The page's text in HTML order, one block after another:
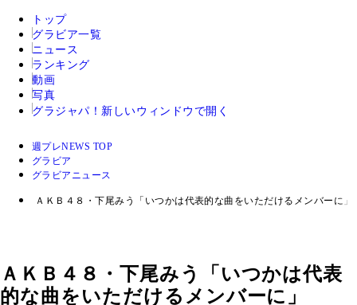
トップ
グラビア一覧
ニュース
ランキング
動画
写真
グラジャパ！ 新しいウィンドウで開く
週プレNEWS TOP
グラビア
グラビアニュース
ＡＫＢ４８・下尾みう「いつかは代表的な曲をいただけるメンバーに」
ＡＫＢ４８・下尾みう「いつかは代表
的な曲をいただけるメンバーに」